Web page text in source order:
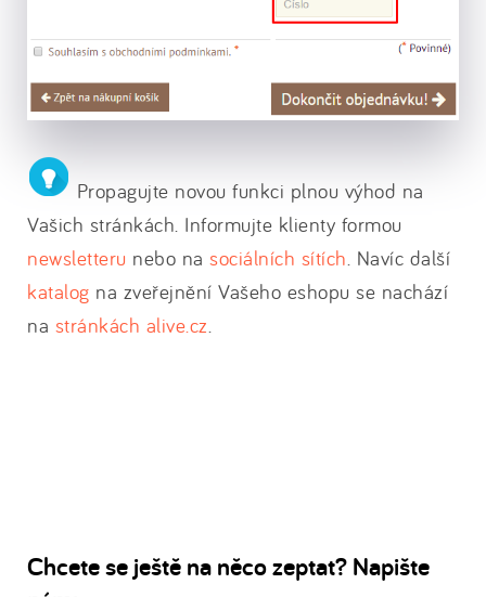
Propagujte novou funkci plnou výhod na
Vašich stránkách. Informujte klienty formou
newsletteru nebo na sociálních sítích. Navíc další
katalog na zveřejnění Vašeho eshopu se nachází
na stránkách alive.cz.
Chcete se ještě na něco zeptat? Napište